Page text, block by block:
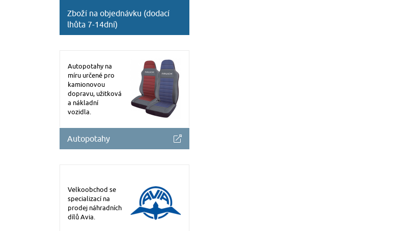
Zboží na objednávku (dodací
lhůta 7-14dní)
Autopotahy na
míru určené pro
kamionovou
dopravu, užitková
a nákladní
vozidla.
Autopotahy
Velkoobchod se
specializací na
prodej náhradních
dílů Avia.